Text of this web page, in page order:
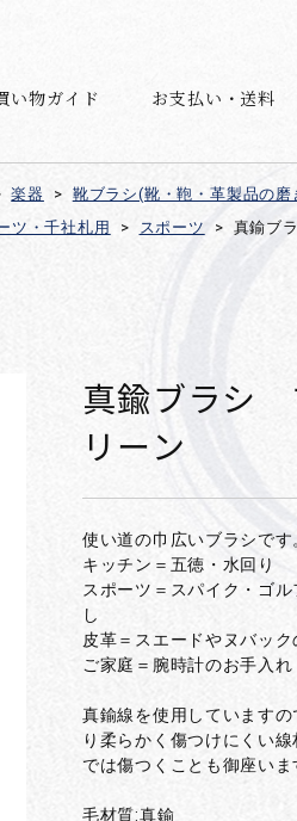
い物ガイド お支払い・送料
楽器 > 靴ブラシ(靴・鞄・革製品の磨
ツ・千社札用 > スポーツ > 真鍮ブ
真鍮ブラシ
リーン
使い道の巾広いブラシです
キッチン＝五徳・水回り
スポーツ＝スパイク・ゴ
し
皮革＝スエードやヌバッ
ご家庭＝腕時計のお手入れ
真鍮線を使用しています
り柔らかく傷つけにくい
では傷つくことも御座いま
毛材質:真鍮